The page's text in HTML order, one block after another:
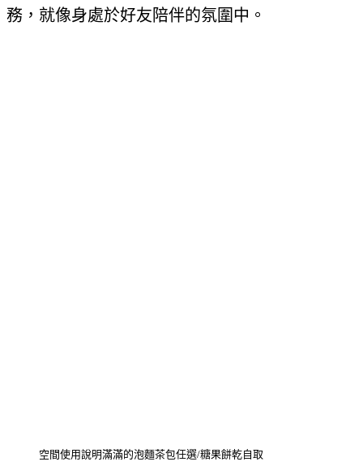
務，就像身處於好友陪伴的氛圍中。
空間使用說明滿滿的泡麵茶包任選/糖果餅乾自取